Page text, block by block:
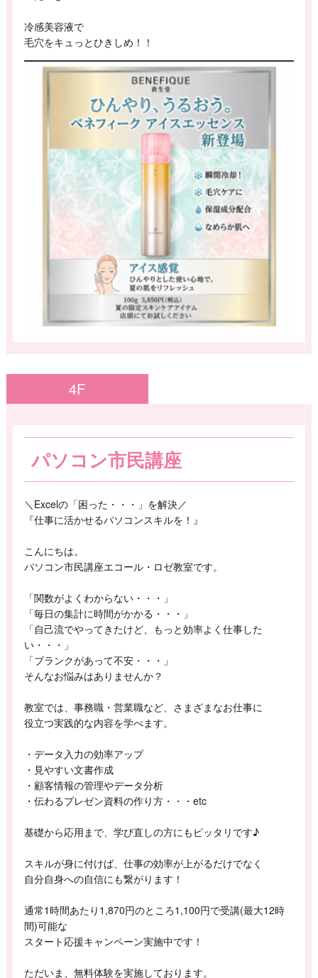
冷感美容液で
毛穴をキュっとひきしめ！！
4F
パソコン市民講座
＼Excelの「困った・・・」を解決／
『仕事に活かせるパソコンスキルを！』
こんにちは。
パソコン市民講座エコール・ロゼ教室です。
「関数がよくわからない・・・」
「毎日の集計に時間がかかる・・・」
「自己流でやってきたけど、もっと効率よく仕事した
い・・・」
「ブランクがあって不安・・・」
そんなお悩みはありませんか？
教室では、事務職・営業職など、さまざまなお仕事に
役立つ実践的な内容を学べます。
・データ入力の効率アップ
・見やすい文書作成
・顧客情報の管理やデータ分析
・伝わるプレゼン資料の作り方・・・etc
基礎から応用まで、学び直しの方にもピッタリです♪
スキルが身に付けば、仕事の効率が上がるだけでなく
自分自身への自信にも繋がります！
通常1時間あたり1,870円のところ1,100円で受講(最大12時
間)可能な
スタート応援キャンペーン実施中です！
ただいま、無料体験を実施しております。